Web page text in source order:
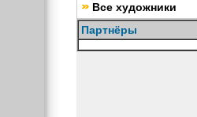
Все художники
Партнёры